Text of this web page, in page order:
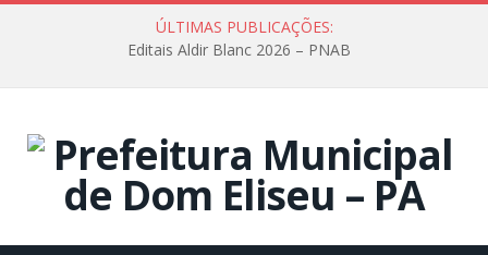
ÚLTIMAS PUBLICAÇÕES:
Editais Aldir Blanc 2026 – PNAB